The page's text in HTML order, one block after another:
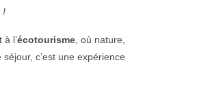
!
à l’écotourisme , où nature,
c’est une expérience